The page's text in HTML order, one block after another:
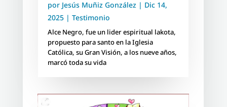
por Jesús Muñiz González | Dic 14,
2025| Testimonio
Alce Negro, fue un lider espiritual lakota,
propuesto para santo en la Iglesia
Católica, su Gran Visión, a los nueve años,
marcó toda su vida